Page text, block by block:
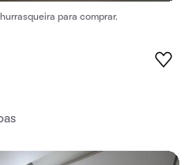
para comprar.